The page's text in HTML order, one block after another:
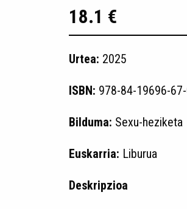
18.1 €
Urtea: 2025
ISBN: 978-84-19696-
Bilduma: Sexu-heziketa
Euskarria: Liburua
Deskripzioa